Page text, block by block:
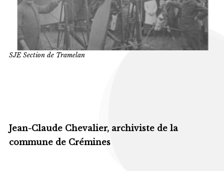
SJE Section de Tramelan
Jean-Claude Chevalier, archiviste de la
commune de Crémines